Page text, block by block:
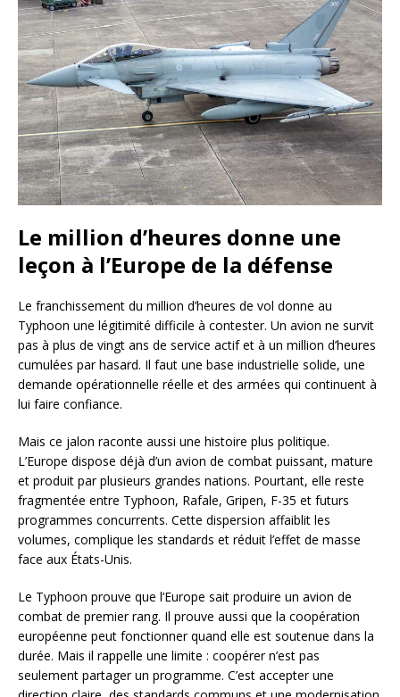
Le million d’heures donne une
leçon à l’Europe de la défense
Le franchissement du million d’heures de vol donne au
Typhoon une légitimité difficile à contester. Un avion ne survit
pas à plus de vingt ans de service actif et à un million d’heures
cumulées par hasard. Il faut une base industrielle solide, une
demande opérationnelle réelle et des armées qui continuent à
lui faire confiance.
Mais ce jalon raconte aussi une histoire plus politique.
L’Europe dispose déjà d’un avion de combat puissant, mature
et produit par plusieurs grandes nations. Pourtant, elle reste
fragmentée entre Typhoon, Rafale, Gripen, F-35 et futurs
programmes concurrents. Cette dispersion affaiblit les
volumes, complique les standards et réduit l’effet de masse
face aux États-Unis.
Le Typhoon prouve que l’Europe sait produire un avion de
combat de premier rang. Il prouve aussi que la coopération
européenne peut fonctionner quand elle est soutenue dans la
durée. Mais il rappelle une limite : coopérer n’est pas
seulement partager un programme. C’est accepter une